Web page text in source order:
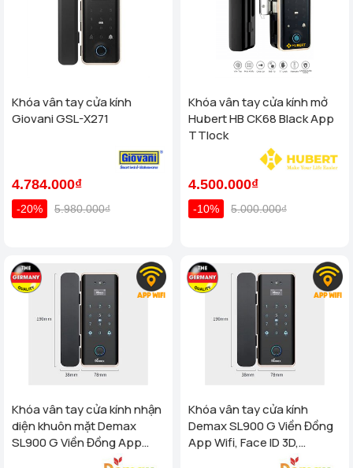
Khóa vân tay cửa kính
Giovani GSL-X271
4.784.000₫
-20% 5.980.000₫
Khóa vân tay cửa kính mở
Hubert HB CK68 Black App
TTlock
4.500.000₫
-10% 5.000.000₫
Khóa vân tay cửa kính nhận
diện khuôn mặt Demax
SL900 G Viền Đồng App
Wifi, Face ID 3D của tiêu
Khóa vân tay cửa kính
Demax SL900 G Viền Đồng
App Wifi, Face ID 3D,
Remote của tiêu chuẩn Đức